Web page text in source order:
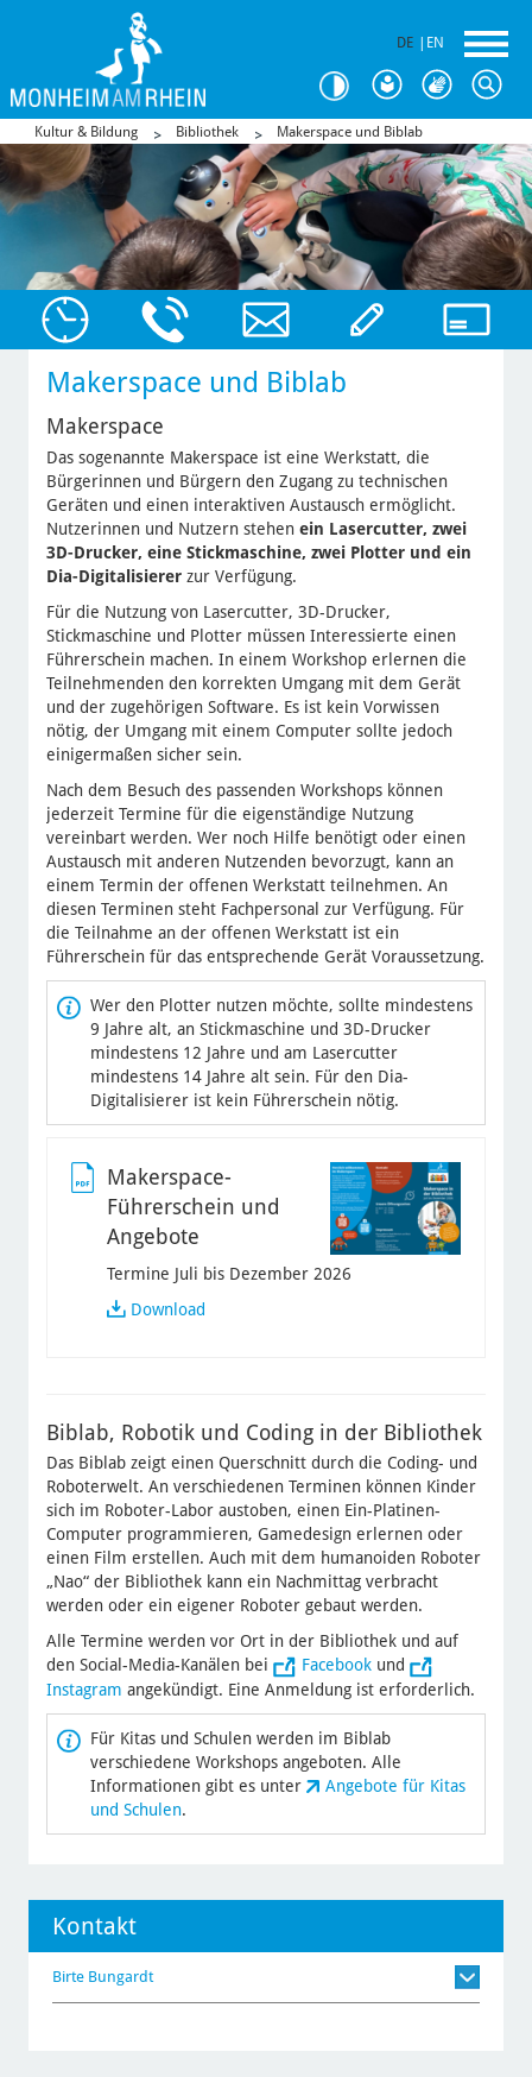
DE EN
Kultur & Bildung Bibliothek Makerspace und Biblab
Makerspace und Biblab
Makerspace
Das sogenannte Makerspace ist eine Werkstatt, die
Bürgerinnen und Bürgern den Zugang zu technischen
Geräten und einen interaktiven Austausch ermöglicht.
Nutzerinnen und Nutzern stehen ein Lasercutter, zwei
3D-Drucker, eine Stickmaschine, zwei Plotter und ein
Dia-Digitalisiererzur Verfügung.
Für die Nutzung von Lasercutter, 3D-Drucker,
Stickmaschine und Plotter müssen Interessierte einen
Führerschein machen. In einem Workshop erlernen die
Teilnehmenden den korrekten Umgang mit dem Gerät
und der zugehörigen Software. Es ist kein Vorwissen
nötig, der Umgang mit einem Computer sollte jedoch
einigermaßen sicher sein.
Nach dem Besuch des passenden Workshops können
jederzeit Termine für die eigenständige Nutzung
vereinbart werden. Wer noch Hilfe benötigt oder einen
Austausch mit anderen Nutzenden bevorzugt, kann an
einem Termin der offenen Werkstatt teilnehmen. An
diesen Terminen steht Fachpersonal zur Verfügung. Für
die Teilnahme an der offenen Werkstatt ist ein
Führerschein für das entsprechende Gerät Voraussetzung.
Wer den Plotter nutzen möchte, sollte mindestens
9 Jahre alt, an Stickmaschine und 3D-Drucker
mindestens 12 Jahre und am Lasercutter
mindestens 14 Jahre alt sein. Für den Dia-
Digitalisierer ist kein Führerschein nötig.
Makerspace-
Führerschein und
Angebote
Termine Juli bis Dezember 2026
DownloadMakerspace-
Biblab, Robotik und Coding in der Bibliothek
Das Biblab zeigt einen Querschnitt durch die Coding- und
Roboterwelt. An verschiedenen Terminen können Kinder
sich im Roboter-Labor austoben, einen Ein-Platinen-
Computer programmieren, Gamedesign erlernen oder
einen Film erstellen. Auch mit dem humanoiden Roboter
„Nao“ der Bibliothek kann ein Nachmittag verbracht
werden oder ein eigener Roboter gebaut werden.
Alle Termine werden vor Ort in der Bibliothek und auf
den Social-Media-Kanälen bei
Facebookund
Instagram angekündigt. Eine Anmeldung ist erforderlich.
Für Kitas und Schulen werden im Biblab
verschiedene Workshops angeboten. Alle
Informationen gibt es unter
Angebote für Kitas
und Schulen.
Kontakt
Birte Bungardt